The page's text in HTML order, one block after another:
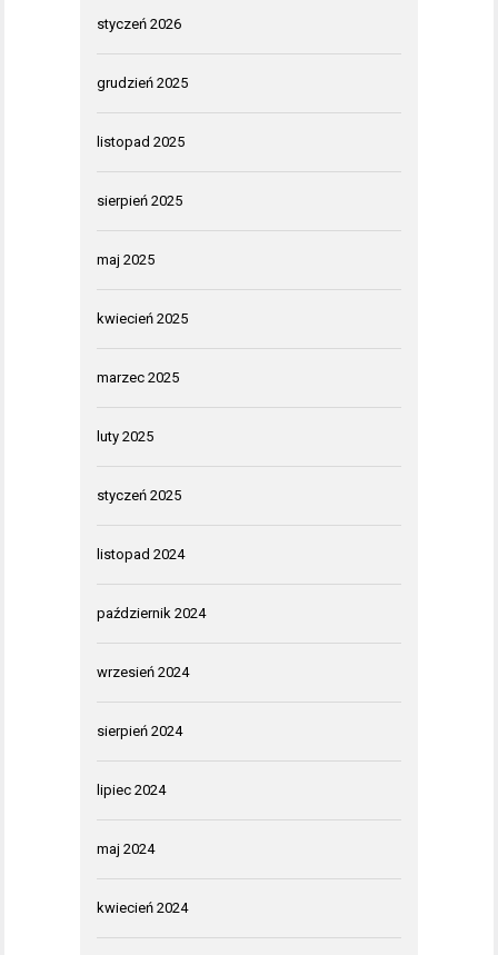
styczeń 2026
grudzień 2025
listopad 2025
sierpień 2025
maj 2025
kwiecień 2025
marzec 2025
luty 2025
styczeń 2025
listopad 2024
październik 2024
wrzesień 2024
sierpień 2024
lipiec 2024
maj 2024
kwiecień 2024